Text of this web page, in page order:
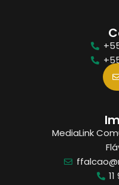
MediaLink